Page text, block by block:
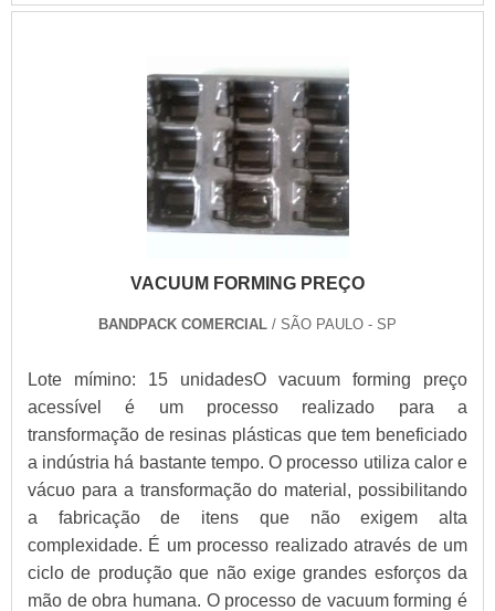
VACUUM FORMING PREÇO
BANDPACK COMERCIAL / SÃO PAULO - SP
Lote mímino: 15 unidadesO vacuum forming preço
acessível é um processo realizado para a
transformação de resinas plásticas que tem beneficiado
a indústria há bastante tempo. O processo utiliza calor e
vácuo para a transformação do material, possibilitando
a fabricação de itens que não exigem alta
complexidade. É um processo realizado através de um
ciclo de produção que não exige grandes esforços da
mão de obra humana. O processo de vacuum forming é